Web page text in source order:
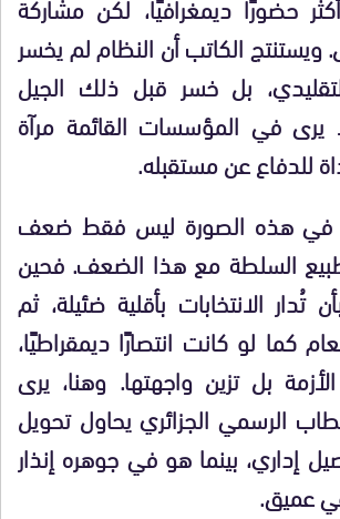
الكاتب أن النظام لم يخسر
بل خسر قبل ذلك الجيل
يرى في المؤسسات القائمة مرآة
للدفاع عن مستقبله.
في هذه الصورة ليس فقط ضعف
السلطة مع هذا الضعف. فحين
تُدار الانتخابات بأقلية ضئيلة، ثم
كما لو كانت انتصارًا ديمقراطيًا،
بل تزين واجهتها. وهنا، يرى
الرسمي الجزائري يحاول تحويل
إداري، بينما هو في جوهره إنذار
عميق.